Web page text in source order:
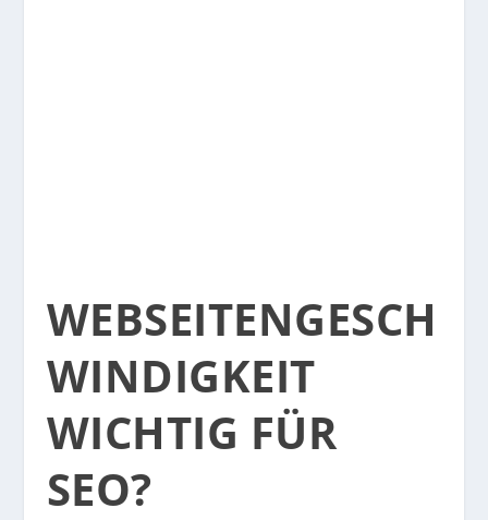
WEBSEITENGESCH
WINDIGKEIT
WICHTIG FÜR
SEO?